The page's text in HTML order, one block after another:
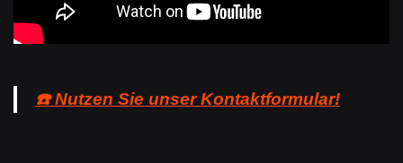
☎️ Nutzen Sie unser Kontaktformular!